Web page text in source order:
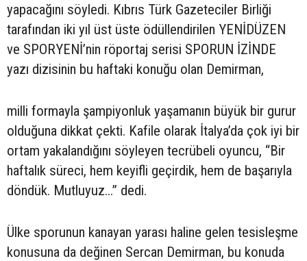
yapacağını söyledi. Kıbrıs Türk Gazeteciler Birliği
tarafından iki yıl üst üste ödüllendirilen YENİDÜZEN
ve SPORYENİ’nin röportaj serisi SPORUN İZİNDE
yazı dizisinin bu haftaki konuğu olan Demirman,
milli formayla şampiyonluk yaşamanın büyük bir gurur
olduğuna dikkat çekti. Kafile olarak İtalya’da çok iyi bir
ortam yakalandığını söyleyen tecrübeli oyuncu, “Bir
haftalık süreci, hem keyifli geçirdik, hem de başarıyla
döndük. Mutluyuz...” dedi.
Ülke sporunun kanayan yarası haline gelen tesisleşme
konusuna da değinen Sercan Demirman, bu konuda